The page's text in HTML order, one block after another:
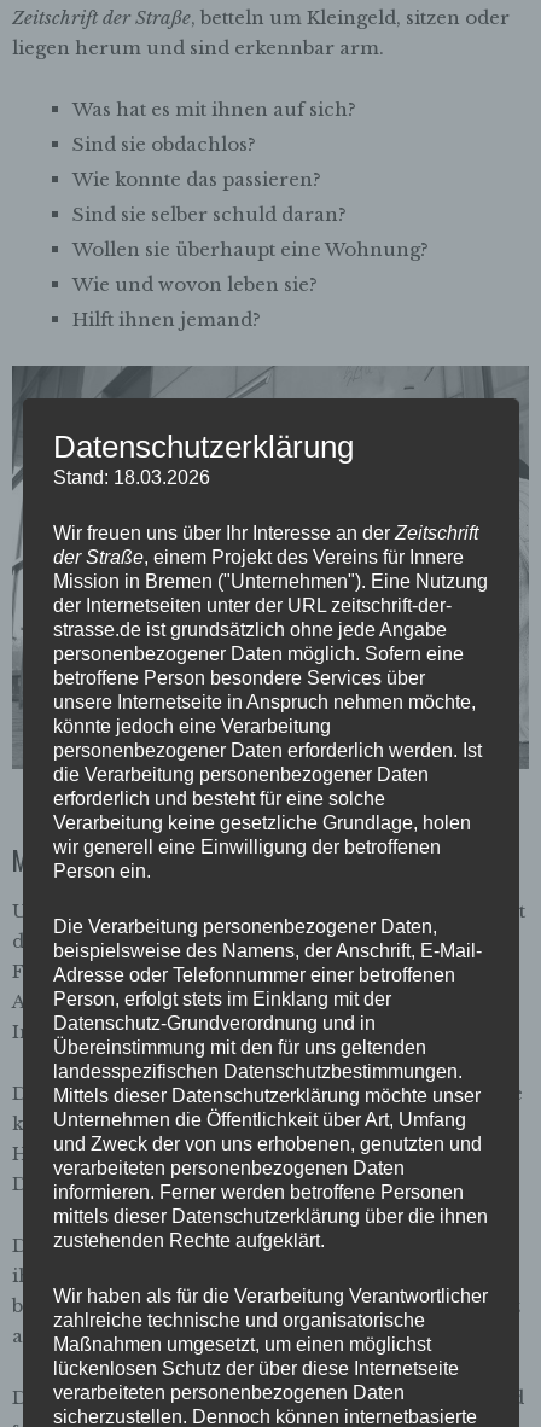
Zeitschrift der Straße, betteln um Kleingeld, sitzen oder
liegen herum und sind erkennbar arm.
Was hat es mit ihnen auf sich?
Sind sie obdachlos?
Wie konnte das passieren?
Sind sie selber schuld daran?
Wollen sie überhaupt eine Wohnung?
Wie und wovon leben sie?
Hilft ihnen jemand?
„Wohnung“ unter freiem Himmel (Foto: Cory Patterson)
Mut zum Perspektivwechsel
Unsere Tour durch das Bremer Bahnhofsviertel bietet
den idealen Rahmen für solche und viele weitere
Fragen. Unsere Tourbegleiter kennen die
Anlaufstellen, Schlafplätze und Gefahren in der
Innenstadt aus eigener Erfahrung.
Der 2,5-stündige Rundgang führt vorbei an Orten, die
kein Reiseführer erwähnt: Notübernachtung statt
Hotel, Tagesaufenthaltsstätte statt Kaffeehaus,
Drogenberatungsstelle statt Passagenbummel.
Die Tourbegleiter zeigen uns Straßen und Plätze aus
ihrer Perspektive. Scheinbar Selbstverständliches
bekommt für Menschen ohne Wohnung oft eine ganz
andere Bedeutung.
Diese Stadtführung möchte über Obdachlosigkeit und
Datenschutzerklärung
Stand: 18.03.2026
Wir freuen uns über Ihr Interesse an der Zeitschrift
der Straße, einem Projekt des Vereins für Innere
Mission in Bremen ("Unternehmen"). Eine Nutzung
der Internetseiten unter der URL zeitschrift-der-
strasse.de ist grundsätzlich ohne jede Angabe
personenbezogener Daten möglich. Sofern eine
betroffene Person besondere Services über
unsere Internetseite in Anspruch nehmen möchte,
könnte jedoch eine Verarbeitung
personenbezogener Daten erforderlich werden. Ist
die Verarbeitung personenbezogener Daten
erforderlich und besteht für eine solche
Verarbeitung keine gesetzliche Grundlage, holen
wir generell eine Einwilligung der betroffenen
Person ein.
Die Verarbeitung personenbezogener Daten,
beispielsweise des Namens, der Anschrift, E-Mail-
Adresse oder Telefonnummer einer betroffenen
Person, erfolgt stets im Einklang mit der
Datenschutz-Grundverordnung und in
Übereinstimmung mit den für uns geltenden
landesspezifischen Datenschutzbestimmungen.
Mittels dieser Datenschutzerklärung möchte unser
Unternehmen die Öffentlichkeit über Art, Umfang
und Zweck der von uns erhobenen, genutzten und
verarbeiteten personenbezogenen Daten
informieren. Ferner werden betroffene Personen
mittels dieser Datenschutzerklärung über die ihnen
zustehenden Rechte aufgeklärt.
Wir haben als für die Verarbeitung Verantwortlicher
zahlreiche technische und organisatorische
Maßnahmen umgesetzt, um einen möglichst
lückenlosen Schutz der über diese Internetseite
verarbeiteten personenbezogenen Daten
sicherzustellen. Dennoch können internetbasierte